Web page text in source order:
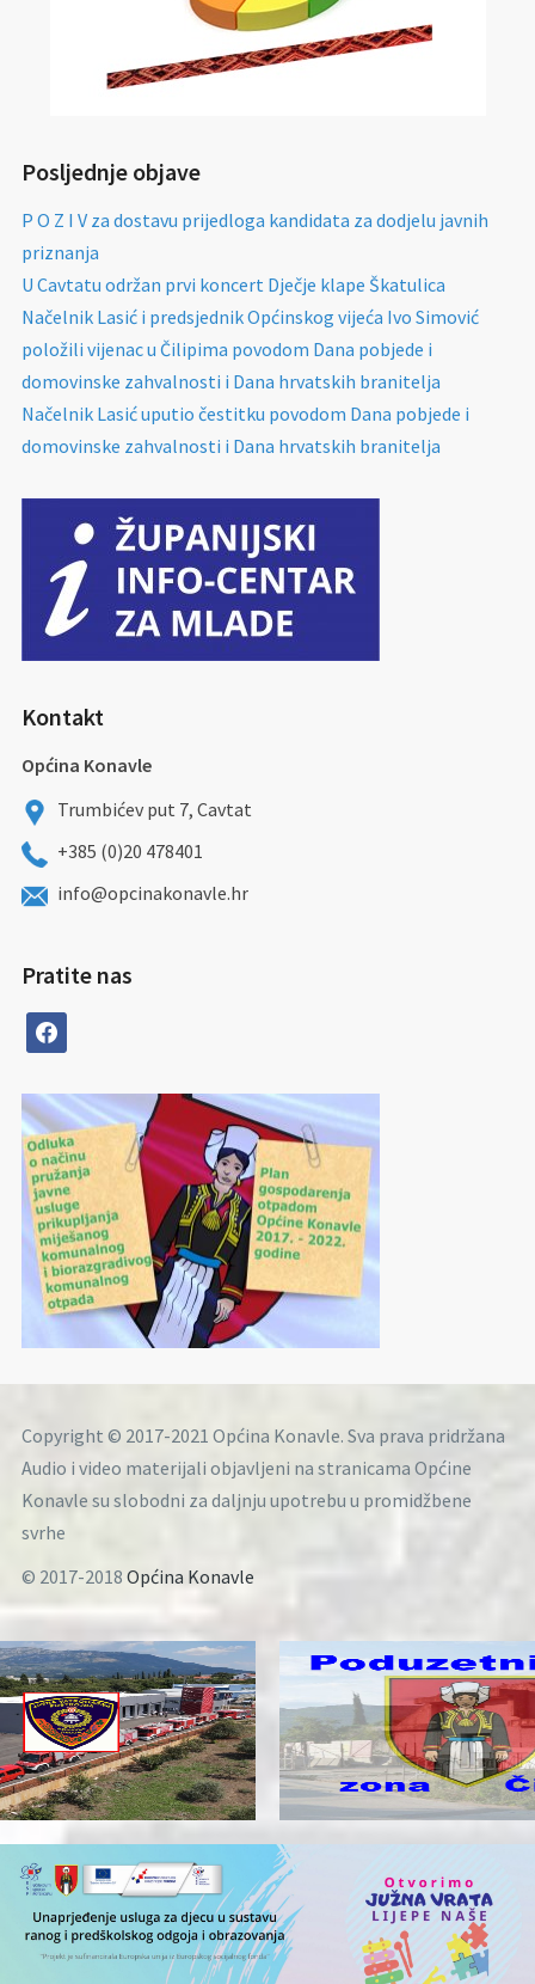
Posljednje objave
P O Z I V za dostavu prijedloga kandidata za dodjelu javnih
priznanja
U Cavtatu održan prvi koncert Dječje klape Škatulica
Načelnik Lasić i predsjednik Općinskog vijeća Ivo Simović
položili vijenac u Čilipima povodom Dana pobjede i
domovinske zahvalnosti i Dana hrvatskih branitelja
Načelnik Lasić uputio čestitku povodom Dana pobjede i
domovinske zahvalnosti i Dana hrvatskih branitelja
Kontakt
Općina Konavle
Trumbićev put 7, Cavtat
+385 (0)20 478401
info@opcinakonavle.hr
Pratite nas
facebook
Copyright © 2017-2021 Općina Konavle. Sva prava pridržana
Audio i video materijali objavljeni na stranicama Općine
Konavle su slobodni za daljnju upotrebu u promidžbene
svrhe
© 2017-2018 Općina Konavle